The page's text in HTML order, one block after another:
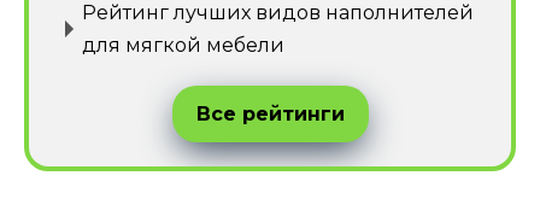
Рейтинг лучших видов наполнителей
для мягкой мебели
Все рейтинги